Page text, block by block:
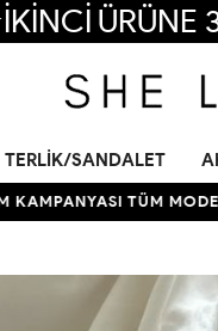
ÜRÜNE
TERLIK/SANDALET
TÜM